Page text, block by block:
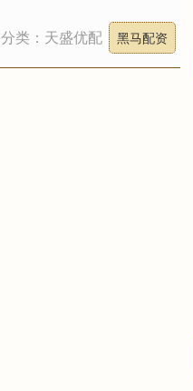
分类：天盛优配 黑马配资